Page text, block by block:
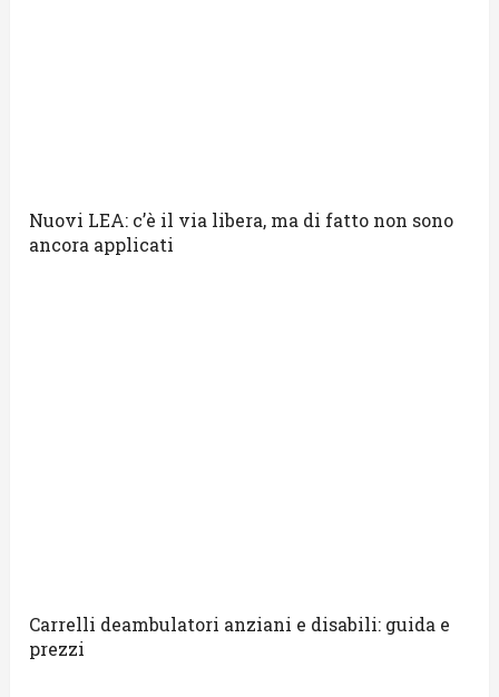
Nuovi LEA: c’è il via libera, ma di fatto non sono
ancora applicati
Carrelli deambulatori anziani e disabili: guida e
prezzi